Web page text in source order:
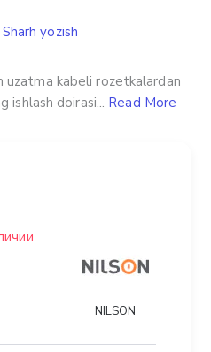
uzatma kabeli rozetkalardan
ishlash doirasi... Read More
Sharh yozish
NILSON